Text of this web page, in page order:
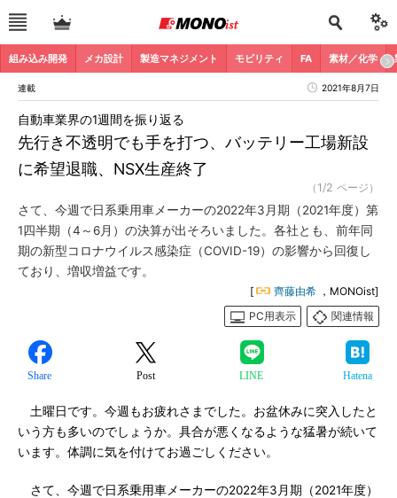
組み込み開発 メカ設計 製造マネジメント モビリティ FA 素材／化学
連載 2021年8月7日
先行き不透明でも手を打つ、バッテリー工場新設
に希望退職、NSX生産終了
自動車業界の1週間を振り返る
（1/2 ページ）
さて、今週で日系乗用車メーカーの2022年3月期（2021年度）第
1四半期（4～6月）の決算が出そろいました。各社とも、前年同
期の新型コロナウイルス感染症（COVID-19）の影響から回復し
ており、増収増益です。
[ 齊藤由希 ，MONOist]
PC用表示
関連情報
Share Post LINE Hatena
土曜日です。今週もお疲れさまでした。お盆休みに突入したと
いう方も多いのでしょうか。具合が悪くなるような猛暑が続いて
います。体調に気を付けてお過ごしください。
さて、今週で日系乗用車メーカーの2022年3月期（2021年度）